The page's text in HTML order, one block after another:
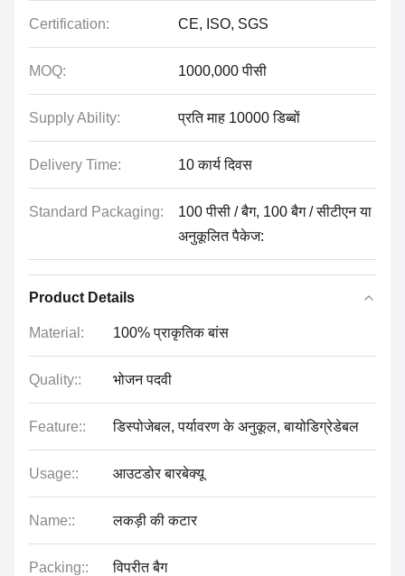
Certification: CE, ISO, SGS
MOQ: 1000,000 पीसी
Supply Ability: प्रति माह 10000 डिब्बों
Delivery Time: 10 कार्य दिवस
Standard Packaging:
100 पीसी / बैग, 100 बैग / सीटीएन या
अनुकूलित पैकेज:
Product Details
Material: 100% प्राकृतिक बांस
Quality:: भोजन पदवी
Feature:: डिस्पोजेबल, पर्यावरण के अनुकूल, बायोडिग्रेडेबल
Usage:: आउटडोर बारबेक्यू
Name:: लकड़ी की कटार
Packing:: विपरीत बैग